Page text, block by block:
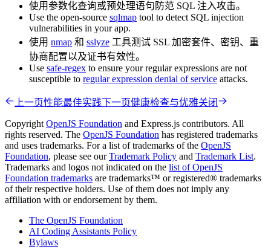
使用参数化查询或预处理语句防范 SQL 注入攻击。
Use the open-source sqlmap tool to detect SQL injection
vulnerabilities in your app.
使用 nmap 和 sslyze 工具测试 SSL 加密套件、密钥、重
协商配置以及证书有效性。
Use safe-regex to ensure your regular expressions are not
susceptible to regular expression denial of service attacks.
上一页性能最佳实践 下一页健康检查与优雅关闭
CopyrightOpenJS Foundation and Express.js contributors. All
rights reserved. The OpenJS Foundation has registered trademarks
and uses trademarks. For a list of trademarks of the OpenJS
Foundation, please see ourTrademark Policy and Trademark List.
Trademarks and logos not indicated on the list of OpenJS
Foundation trademarks are trademarks™ or registered® trademarks
of their respective holders. Use of them does not imply any
affiliation with or endorsement by them.
The OpenJS Foundation
AI Coding Assistants Policy
Bylaws